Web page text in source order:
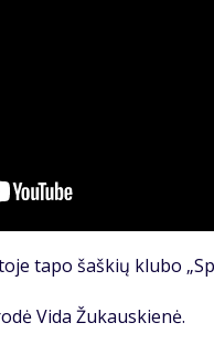
tapo šaškių klubo
Vida Žukauskienė.